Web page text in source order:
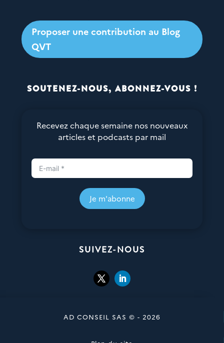
Proposer une contribution au Blog
QVT
SOUTENEZ-NOUS, ABONNEZ-VOUS !
Recevez chaque semaine nos nouveaux
articles et podcasts par mail
Je m'abonne
SUIVEZ-NOUS
AD CONSEIL SAS © - 2026